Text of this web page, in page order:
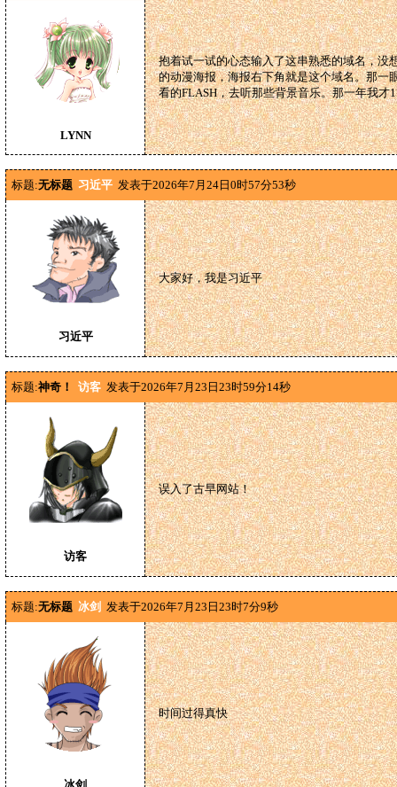
LYNN
抱着试一试的心态输入了这串熟悉的域名，
的动漫海报，海报右下角就是这个域名。那一
看的FLASH，去听那些背景音乐。那一年我
标题:无标题 习近平 发表于2026年7月24日0时57分53秒
习近平
大家好，我是习近平
标题:神奇！ 访客 发表于2026年7月23日23时59分14秒
访客
误入了古早网站！
标题:无标题 冰剑 发表于2026年7月23日23时7分9秒
时间过得真快